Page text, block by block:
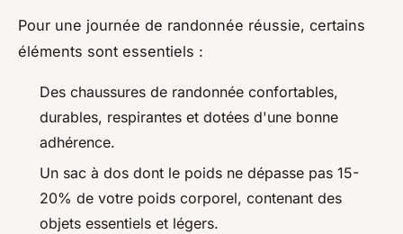
Pour une journée de randonnée réussie, certains
éléments sont essentiels :
Des chaussures de randonnée confortables,
durables, respirantes et dotées d'une bonne
adhérence.
Un sac à dos dont le poids ne dépasse pas 15-
20% de votre poids corporel, contenant des
objets essentiels et légers.